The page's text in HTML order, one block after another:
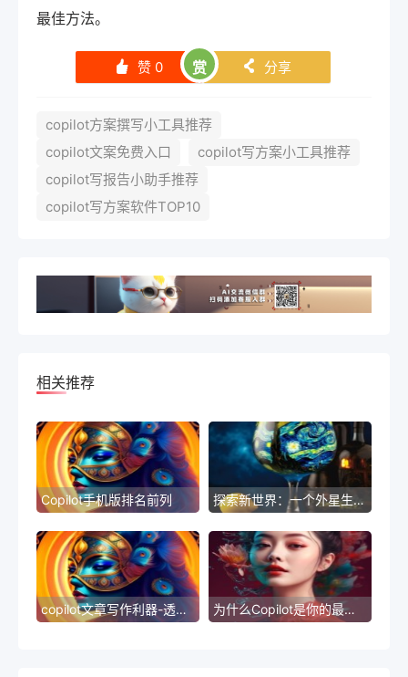
最佳方法。
󰄼 赞 0 赏 󰄯 分享
copilot方案撰写小工具推荐
copilot文案免费入口
copilot写方案小工具推荐
copilot写报告小助手推荐
copilot写方案软件TOP10
相关推荐
Copilot手机版排名前列 探索新世界：一个外星生物的奇异世界
copilot文章写作利器-透过Copilot，掌握写作利器，提升您的文章水平 为什么Copilot是你的最佳代码生成选择